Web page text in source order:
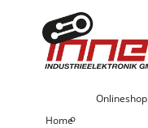
Home
Onlineshop